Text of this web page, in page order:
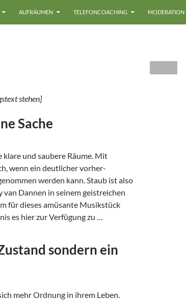
AUFRÄUMEN TELEFONCOACHING MODERATION
stehen]
Sache
klare und saubere Räume. Mit
wenn ein deutlicher vorher-
werden kann. Staub ist also
van Dannen in seinem geistreichen
für dieses amüsante Musikstück
es hier zur Verfügung zu …
sondern ein
mehr Ordnung in ihrem Leben.